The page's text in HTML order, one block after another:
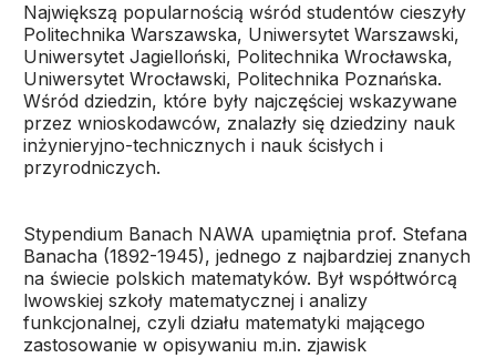
Największą popularnością wśród studentów cieszyły
Politechnika Warszawska, Uniwersytet Warszawski,
Uniwersytet Jagielloński, Politechnika Wrocławska,
Uniwersytet Wrocławski, Politechnika Poznańska.
Wśród dziedzin, które były najczęściej wskazywane
przez wnioskodawców, znalazły się dziedziny nauk
inżynieryjno-technicznych i nauk ścisłych i
przyrodniczych.
Stypendium Banach NAWA upamiętnia prof. Stefana
Banacha (1892-1945), jednego z najbardziej znanych
na świecie polskich matematyków. Był współtwórcą
lwowskiej szkoły matematycznej i analizy
funkcjonalnej, czyli działu matematyki mającego
zastosowanie w opisywaniu m.in. zjawisk